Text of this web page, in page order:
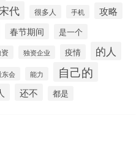
宋代 很多人 手机 攻略
春节期间 是一个
独资企业 疫情 的人
东会 能力 自己的
还不 都是